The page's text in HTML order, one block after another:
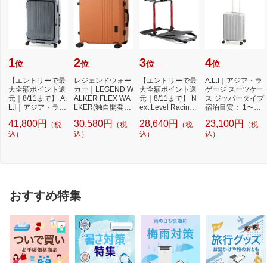
1位
【エントリーで最
大全額ポイント還
元｜8/11まで】 A.
L.I｜アジア・ラゲ
41,800円
（税
込）
2位
レジェンドウォー
カー｜LEGEND W
ALKER FLEX WA
LKER(独自開発キ
ランク...
30,580円
（税
込）
3位
【エントリーで最
大全額ポイント還
元｜8/11まで】 N
ext Level Racing
ル...
28,640円
（税
込）
4位
A.L.I｜アジア・ラ
ゲージ スーツケー
ス ジッパータイプ
宿泊目安： 1〜3
23,100円
（税
込）
おすすめ特集